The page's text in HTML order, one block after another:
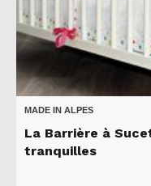
MADE IN ALPES
La Barrière à
tranquilles